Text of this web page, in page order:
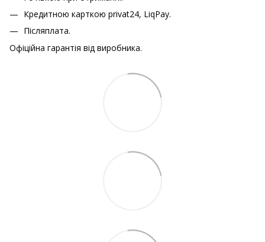
Кредитною карткою privat24, LiqPay.
Післяплата.
Офіційна гарантія від виробника.